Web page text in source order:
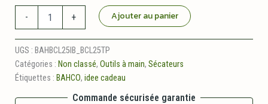
prix
initial
était :
879,90 €.
prix
actuel
est :
834,95 €.
-
Sécateur
électrique
Bahco
BCL25iB
+ Ajouter au panier
UGS : BAHBCL25IB_BCL25TP
Catégories : Non classé, Outils à main, Sécateurs
Étiquettes : BAHCO, idee cadeau
Commande sécurisée garantie